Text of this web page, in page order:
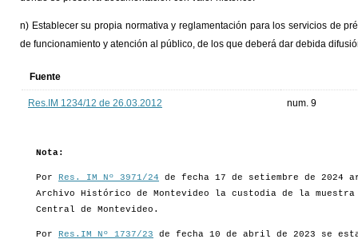
n) Establecer su propia normativa y reglamentación para los servicios de
de funcionamiento y atención al público, de los que deberá dar debida
Fuente
Res.IM 1234/12 de 26.03.2012 num. 9
Nota:
Por Res. IM Nº 3971/24 de fecha 17 de setiembre de 2024
Archivo Histórico de Montevideo la custodia de la
Central de Montevideo.
Por Res.IM Nº 1737/23 de fecha 10 de abril de 2023 se